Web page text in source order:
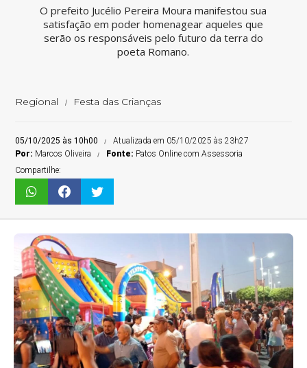
O prefeito Jucélio Pereira Moura manifestou sua
satisfação em poder homenagear aqueles que
serão os responsáveis pelo futuro da terra do
poeta Romano.
Regional Festa das Crianças
05/10/2025 às 10h00
Atualizada em 05/10/2025 às 23h27
Por: Marcos Oliveira Fonte: Patos Online com Assessoria
Compartilhe: